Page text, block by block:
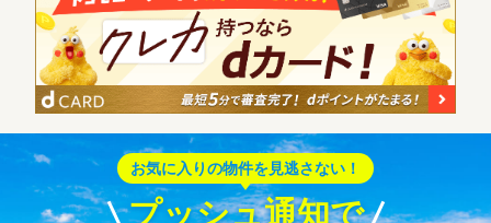
お気に入りの物件を見逃さない！
プッシュ通知で